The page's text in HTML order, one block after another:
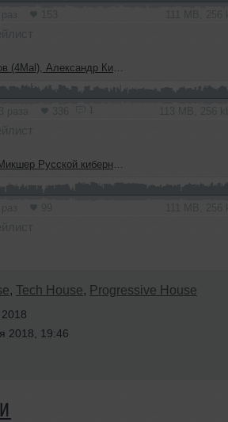
Киреев — Русская кибернетика 724 (08.07.2026)
с Евгением Сваловым (4Mal) и Александром Киреевым (08.07.2026)
, Tech House, Progressive House
2018, 19:46